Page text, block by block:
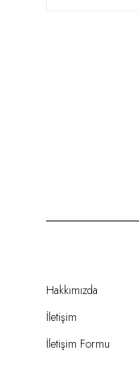
Hakkımızda
İletişim
İletişim Formu